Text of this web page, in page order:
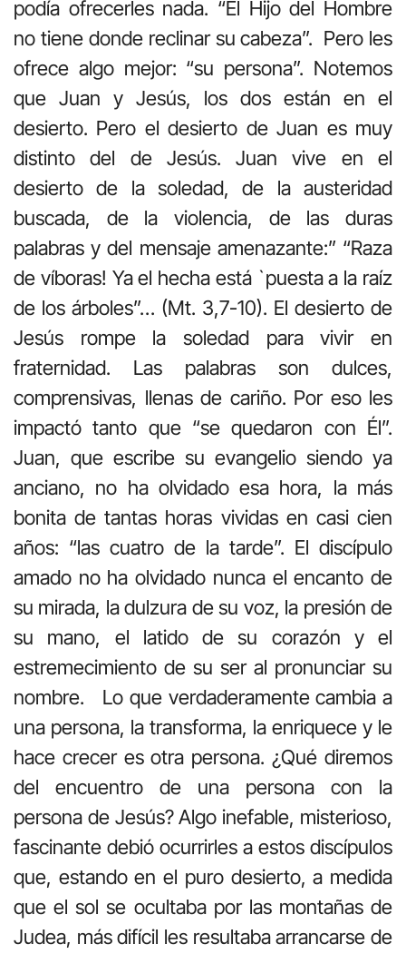
podía ofrecerles nada. “El Hijo del Hombre
no tiene donde reclinar su cabeza”. Pero les
ofrece algo mejor: “su persona”. Notemos
que Juan y Jesús, los dos están en el
desierto. Pero el desierto de Juan es muy
distinto del de Jesús. Juan vive en el
desierto de la soledad, de la austeridad
buscada, de la violencia, de las duras
palabras y del mensaje amenazante:” “Raza
de víboras! Ya el hecha está `puesta a la raíz
de los árboles”… (Mt. 3,7-10). El desierto de
Jesús rompe la soledad para vivir en
fraternidad. Las palabras son dulces,
comprensivas, llenas de cariño. Por eso les
impactó tanto que “se quedaron con Él”.
Juan, que escribe su evangelio siendo ya
anciano, no ha olvidado esa hora, la más
bonita de tantas horas vividas en casi cien
años: “las cuatro de la tarde”. El discípulo
amado no ha olvidado nunca el encanto de
su mirada, la dulzura de su voz, la presión de
su mano, el latido de su corazón y el
estremecimiento de su ser al pronunciar su
nombre. Lo que verdaderamente cambia a
una persona, la transforma, la enriquece y le
hace crecer es otra persona. ¿Qué diremos
del encuentro de una persona con la
persona de Jesús? Algo inefable, misterioso,
fascinante debió ocurrirles a estos discípulos
que, estando en el puro desierto, a medida
que el sol se ocultaba por las montañas de
Judea, más difícil les resultaba arrancarse de